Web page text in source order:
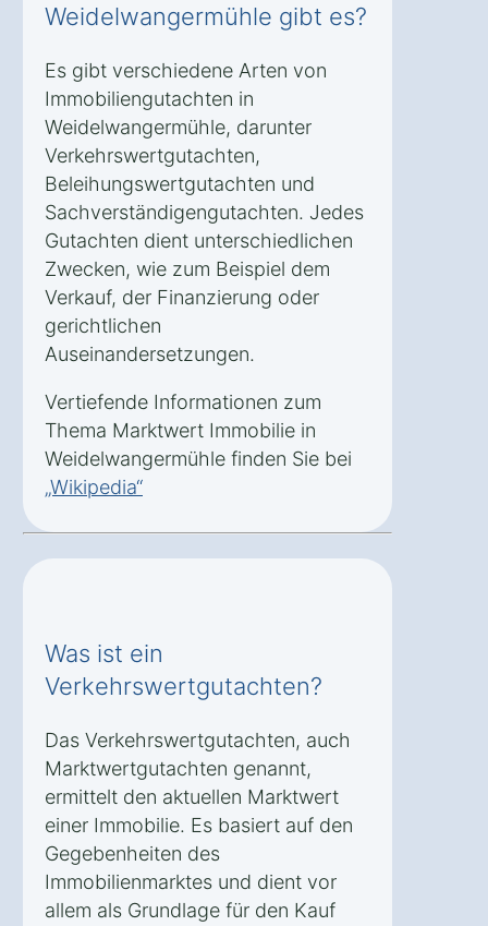
Weidelwangermühle gibt es?
Es gibt verschiedene Arten von
Immobiliengutachten in
Weidelwangermühle, darunter
Verkehrswertgutachten,
Beleihungswertgutachten und
Sachverständigengutachten. Jedes
Gutachten dient unterschiedlichen
Zwecken, wie zum Beispiel dem
Verkauf, der Finanzierung oder
gerichtlichen
Auseinandersetzungen.
Vertiefende Informationen zum
Thema Marktwert Immobilie in
Weidelwangermühle finden Sie bei
„Wikipedia“
Was ist ein
Verkehrswertgutachten?
Das Verkehrswertgutachten, auch
Marktwertgutachten genannt,
ermittelt den aktuellen Marktwert
einer Immobilie. Es basiert auf den
Gegebenheiten des
Immobilienmarktes und dient vor
allem als Grundlage für den Kauf